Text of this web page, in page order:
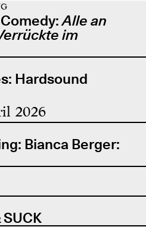
Alle an
im
Hardsound
2026
Bianca Berger: